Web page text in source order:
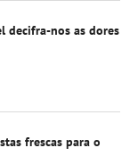
decifra-nos as dores
frescas para o